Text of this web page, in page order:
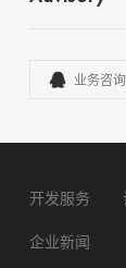
业务咨询
开发服务
企业新闻